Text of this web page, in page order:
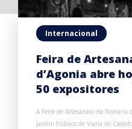
Internacional
Feira de
d’Agonia abre
50 expositores
A Feira de Artesanato da Romaria
Jardim Público de Viana do